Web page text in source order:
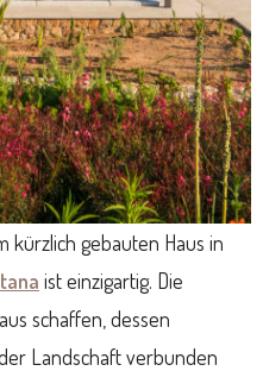
kürzlich gebauten Haus in
ist einzigartig. Die
schaffen, dessen
Landschaft verbunden